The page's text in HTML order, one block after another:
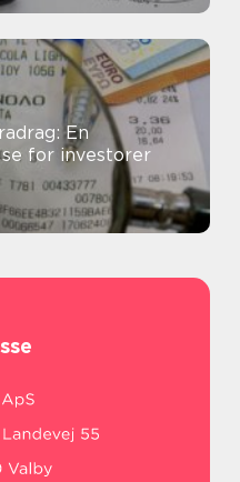
En
for investorer